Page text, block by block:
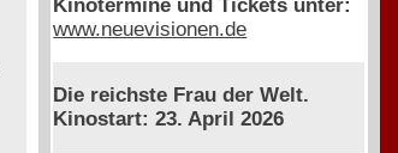
Kinotermine und Tickets unter:
www.neuevisionen.de
Die reichste Frau der Welt.
Kinostart: 23. April 2026